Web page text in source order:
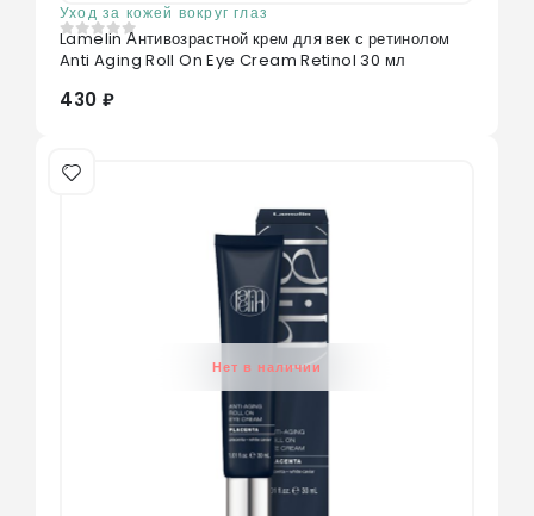
Уход за кожей вокруг глаз
0из 5
Lamelin Антивозрастной крем для век с ретинолом
Anti Aging Roll On Eye Cream Retinol 30 мл
430 ₽
Нет в наличии